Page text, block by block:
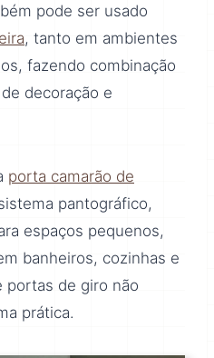
pode ser usado
, tanto em ambientes
fazendo combinação
decoração e
porta camarão de
pantográfico,
espaços pequenos,
banheiros, cozinhas e
portas de giro não
prática.